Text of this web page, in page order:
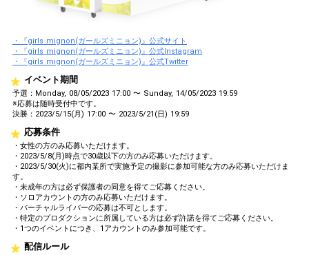
・『girls mignon(ガールズミニョン)』公式サイト
・『girls mignon(ガールズミニョン)』公式Instagram
・『girls mignon(ガールズミニョン)』公式Twitter
イベント期間
予選：Monday, 08/05/2023 17:00 〜 Sunday, 14/05/2023 19:59
※応募は随時受付中です。
決勝：2023/5/15(月) 17:00 〜 2023/5/21(日) 19:59
応募条件
・女性の方のみ応募いただけます。
・2023/5/8(月)時点で30歳以下の方のみ応募いただけます。
・2023/5/30(火)に都内某所で実施予定の撮影に参加可能な方のみ応募いただけま
す。
・未成年の方は必ず保護者の同意を得てご応募ください。
・ソロアカウントの方のみ応募いただけます。
・バーチャルライバーの応募は不可とします。
・特定のプロダクションに所属している方は必ず許諾を得てご応募ください。
・1つのイベントにつき、1アカウントのみ参加可能です。
配信ルール